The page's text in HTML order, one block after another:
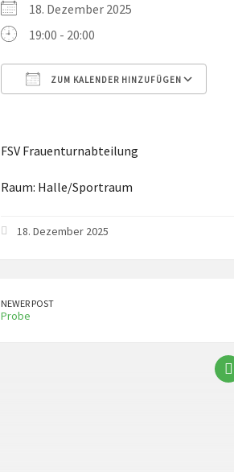
18. Dezember 2025
19:00 - 20:00
ZUM KALENDER HINZUFÜGEN
FSV Frauenturnabteilung
Raum: Halle/Sportraum
18. Dezember 2025
NEWER POST
Probe